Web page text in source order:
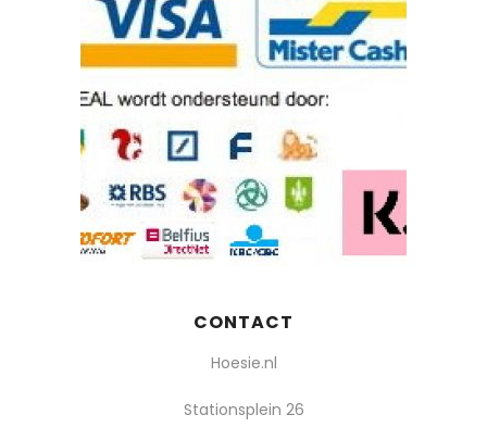
CONTACT
Hoesie.nl
Stationsplein 26